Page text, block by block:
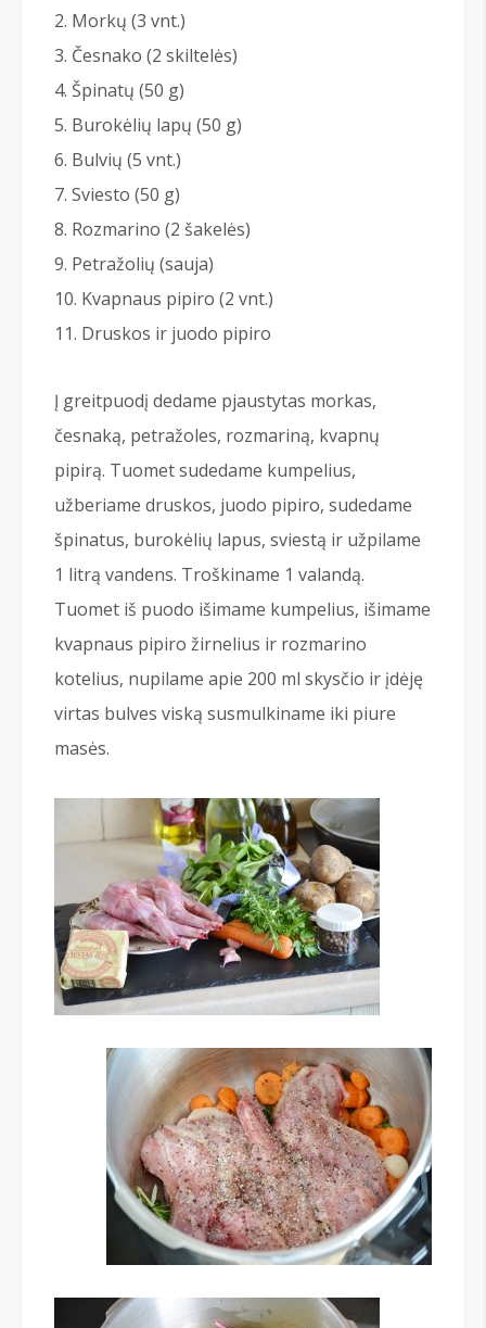
Morkų (3 vnt.)
Česnako (2 skiltelės)
Špinatų (50 g)
Burokėlių lapų (50 g)
Bulvių (5 vnt.)
Sviesto (50 g)
Rozmarino (2 šakelės)
Petražolių (sauja)
Kvapnaus pipiro (2 vnt.)
Druskos ir juodo pipiro
Į greitpuodį dedame pjaustytas morkas,
česnaką, petražoles, rozmariną, kvapnų
pipirą. Tuomet sudedame kumpelius,
užberiame druskos, juodo pipiro, sudedame
špinatus, burokėlių lapus, sviestą ir užpilame
1 litrą vandens. Troškiname 1 valandą.
Tuomet iš puodo išimame kumpelius, išimame
kvapnaus pipiro žirnelius ir rozmarino
kotelius, nupilame apie 200 ml skysčio ir įdėję
virtas bulves viską susmulkiname iki piure
masės.